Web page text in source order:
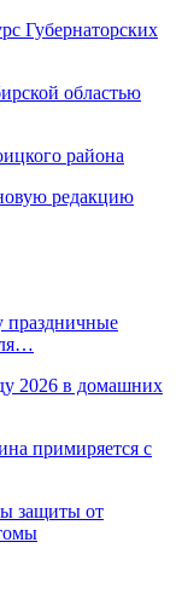
Губернаторских
областью
района
редакцию
праздничные
2026 в домашних
примиряется с
защиты от